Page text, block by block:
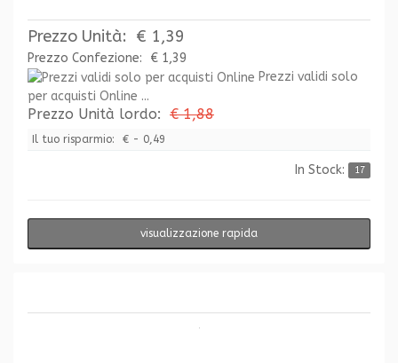
Prezzo Unità: € 1,39
Prezzo Confezione:
€ 1,39
Prezzi validi solo
per acquisti Online ...
Prezzo Unità lordo: € 1,88
Il tuo risparmio: € - 0,49
In Stock: 17
visualizzazione rapida